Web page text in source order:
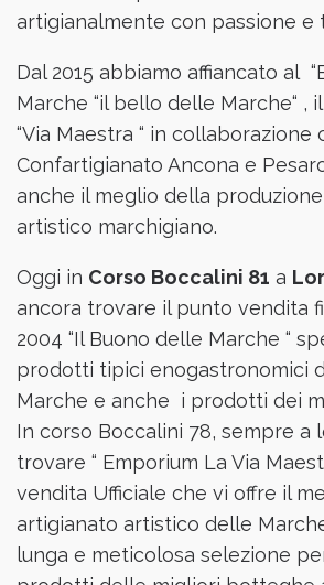
artigianalmente con passione e
Dal 2015 abbiamo affiancato al
Marche “il bello delle Marche“ ,
“Via Maestra “ in collaborazione
Confartigianato Ancona e
anche il meglio della produzione
artistico marchigiano.
Oggi in Corso Boccalini 81 a
ancora trovare il punto vendita
2004 “Il Buono delle Marche “
prodotti tipici enogastronomici
Marche e anche i prodotti dei
In corso Boccalini 78, sempre a
trovare “ Emporium La Via
vendita Ufficiale che vi offre il
artigianato artistico delle
lunga e meticolosa selezione